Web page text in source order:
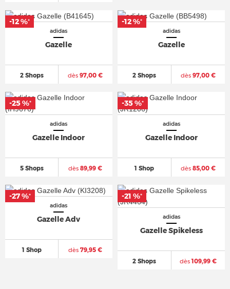
adidas
Gazelle
2 Shops dès 97,00 €
-12 %*
-12 %*
adidas
Gazelle
2 Shops dès97,00 €
-12 %*
-12 %*
adidas
Gazelle Indoor
5 Shops dès 89,99 €
-25 %*
-25 %*
adidas
Gazelle Indoor
1 Shop dès85,00 €
-35 %*
-35 %*
adidas
Gazelle Adv
1 Shop dès 79,95 €
-27 %*
-27 %*
adidas
Gazelle Spikeless
2 Shops dès109,99 €
-21 %*
-21 %*